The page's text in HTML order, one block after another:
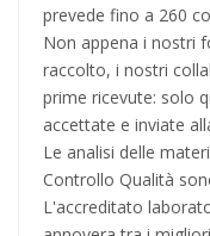
prevede fino a 260
Non appena i nostri
raccolto, i nostri
prime ricevute: solo
accettate e inviate
Le analisi delle
Controllo Qualità
L'accreditato